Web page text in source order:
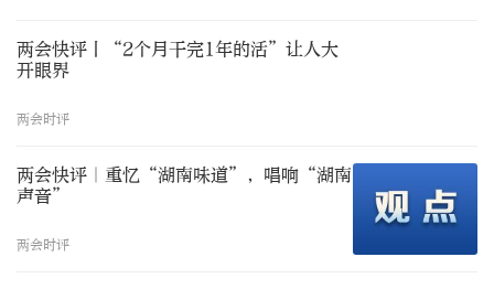
两会快评丨“2个月干完1年的活”让人大
开眼界
两会时评
两会快评｜重忆“湖南味道”，唱响“湖南
声音”
两会时评